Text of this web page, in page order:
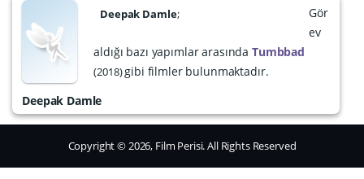
Deepak Damle;
Gör
ev
aldığı bazı yapımlar arasında Tumbbad
2018 gibi filmler bulunmaktadır.
Deepak Damle
Copyright © 2026, Film Perisi. All Rights Reserved